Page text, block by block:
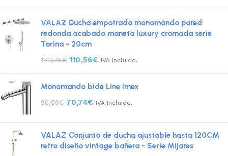
VALAZ Ducha empotrada monomando pared
redonda acabado maneta luxury cromada serie
Torina - 20cm
172,75€ 110,56€ IVA Incluido.
Monomando bidé Line Imex
95,59€ 70,74€ IVA Incluido.
VALAZ Conjunto de ducha ajustable hasta 120CM
retro diseño vintage bañera - Serie Mijares